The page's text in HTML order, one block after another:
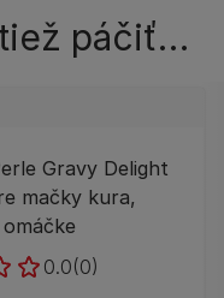
páčiť…
Gravy Delight
mačky kura,
0.0(0)